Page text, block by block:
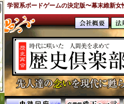
学習系ボードゲームの決定版〜幕末維新女